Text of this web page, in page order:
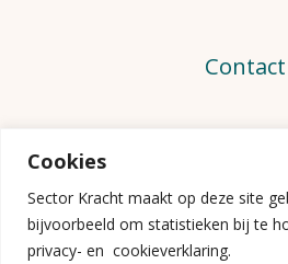
Cookies
Sector Kracht maakt op deze site
bijvoorbeeld om statistieken bij te
privacy- en cookieverklaring.
Contact